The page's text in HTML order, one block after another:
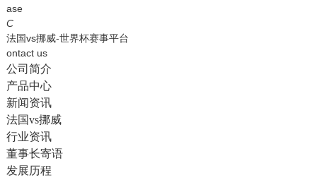
ase
C
法国vs挪威-世界杯赛事平台
ontact us
公司简介
产品中心
新闻资讯
法国vs挪威
行业资讯
董事长寄语
发展历程